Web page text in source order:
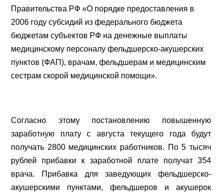
Правительства РФ «О порядке предоставления в
2006 году субсидий из федерального бюджета
бюджетам субъектов РФ на денежные выплаты
медицинскому персоналу фельдшерско-акушерских
пунктов (ФАП), врачам, фельдшерам и медицинским
сестрам скорой медицинской помощи».
Согласно этому постановлению повышенную
заработную плату с августа текущего года будут
получать 2800 медицинских работников. По 5 тысяч
рублей прибавки к заработной плате получат 354
врача. Прибавка для заведующих фельдшерско-
акушерскими пунктами, фельдшеров и акушерок